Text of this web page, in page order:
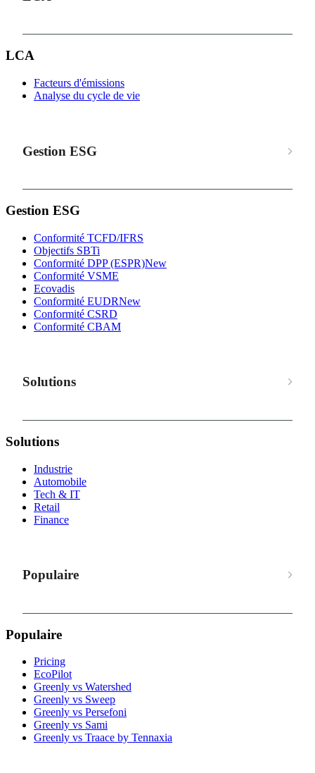
LCA
Facteurs d'émissions
Analyse du cycle de vie
Gestion ESG
Gestion ESG
Conformité TCFD/IFRS
Objectifs SBTi
Conformité DPP (ESPR)New
Conformité VSME
Ecovadis
Conformité EUDRNew
Conformité CSRD
Conformité CBAM
Solutions
Solutions
Industrie
Automobile
Tech & IT
Retail
Finance
Populaire
Populaire
Pricing
EcoPilot
Greenly vs Watershed
Greenly vs Sweep
Greenly vs Persefoni
Greenly vs Sami
Greenly vs Traace by Tennaxia